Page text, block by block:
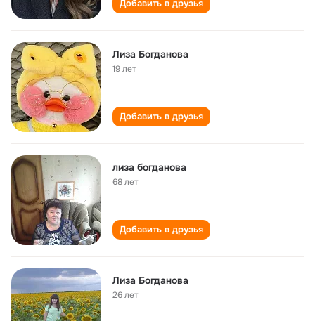
Добавить в друзья
Лиза Богданова
19 лет
Добавить в друзья
лиза богданова
68 лет
Добавить в друзья
Лиза Богданова
26 лет